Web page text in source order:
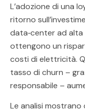
L’adozione di una
ritorno
data‑center ad
ottengono un
costi di elettricità.
tasso di churn –
responsabile –
Le analisi